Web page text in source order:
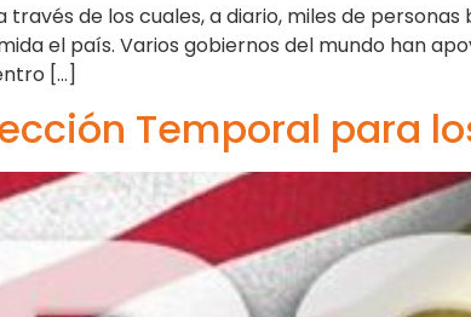
de los cuales, a diario, miles de personas
el país. Varios gobiernos del mundo han
[…]
Temporal para